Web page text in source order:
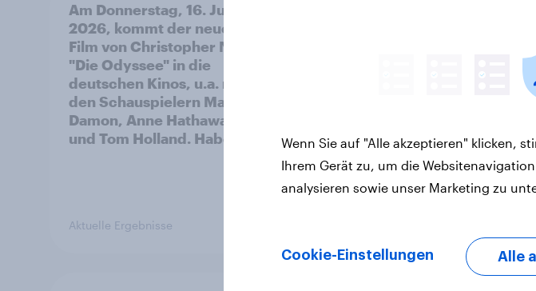
Am Donnerstag, 16. Juli
2026, kommt der neue
Film von Christopher Nolan
"Die Odyssee" in die
deutschen Kinos, u.a. mit
den Schauspielern Matt
Damon, Anne Hathaway
und Tom Holland. Haben
Aktuelle Ergebnisse
Wenn Sie auf "Alle akzeptieren" klicken,
Ihrem Gerät zu, um die
analysieren sowie unser Marketing zu
Cookie-Einstellungen Alle